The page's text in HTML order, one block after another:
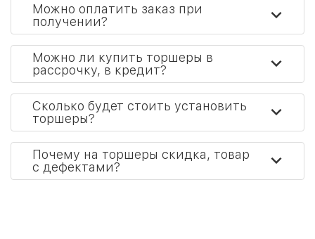
Можно оплатить заказ при
получении?
Можно ли купить торшеры в
рассрочку, в кредит?
Сколько будет стоить установить
торшеры?
Почему на торшеры скидка, товар
с дефектами?